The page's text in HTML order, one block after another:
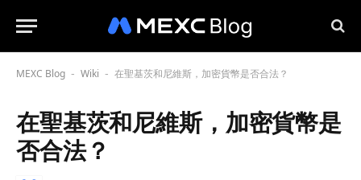
MEXC Blog - Wiki - 在聖基茨和尼維斯，加密貨幣是否合法？
在聖基茨和尼維斯，加密貨幣是
否合法？